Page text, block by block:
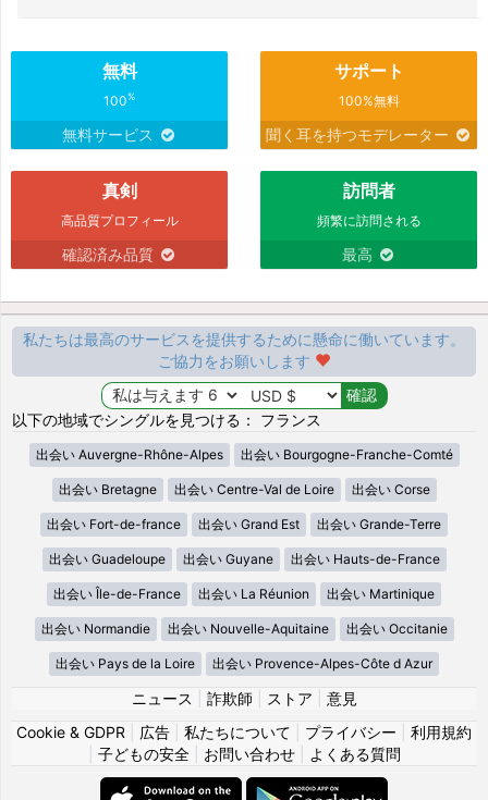
無料
100%
無料サービス
サポート
100%無料
聞く耳を持つモデレーター
真剣
高品質プロフィール
確認済み品質
訪問者
頻繁に訪問される
最高
私たちは最高のサービスを提供するために懸命に働いています。
ご協力をお願いします
以下の地域でシングルを見つける： フランス
出会い Auvergne-Rhône-Alpes 出会い Bourgogne-Franche-Comté
出会い Bretagne 出会い Centre-Val de Loire 出会い Corse
出会い Fort-de-france 出会い Grand Est 出会い Grande-Terre
出会い Guadeloupe 出会い Guyane 出会い Hauts-de-France
出会い Île-de-France 出会い La Réunion 出会い Martinique
出会い Normandie 出会い Nouvelle-Aquitaine 出会い Occitanie
出会い Pays de la Loire 出会い Provence-Alpes-Côte d Azur
ニュース 詐欺師 ストア
意見
Cookie & GDPR
広告 私たちについて プライバシー
利用規約
子どもの安全| お問い合わせ| よくある質問